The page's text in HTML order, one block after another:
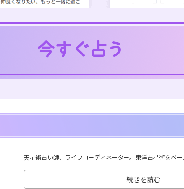
天星術占い師、ライフコーディネーター。東洋占星術をベ
続きを読む